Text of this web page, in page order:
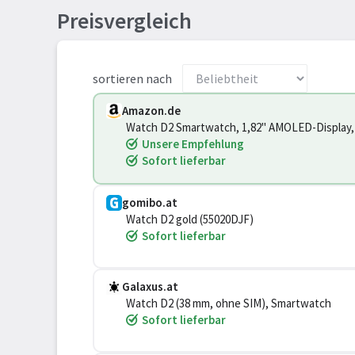
Preisvergleich
sortieren nach
Amazon.de
Watch D2 Smartwatch, 1,82" AMOLED-
Unsere Empfehlung
Sofort lieferbar
gomibo.at
Watch D2 gold (55020DJF)
Sofort lieferbar
Galaxus.at
Watch D2 (38 mm, ohne SIM), Smartwatch
Sofort lieferbar